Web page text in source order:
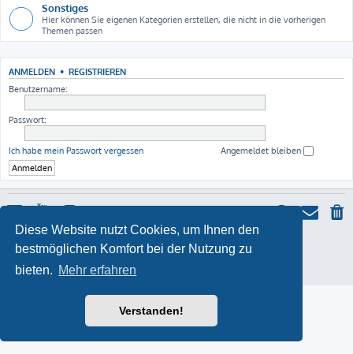
Diese Website nutzt Cookies, um Ihnen den
bestmöglichen Komfort bei der Nutzung zu
bieten. Mehr erfahren
Verstanden!
Sonstiges
Hier können Sie eigenen Kategorien erstellen, die nicht in die vorherigen
Themen passen
ANMELDEN • REGISTRIEREN
Benutzername:
Passwort:
Ich habe mein Passwort vergessen Angemeldet bleiben
Powered byphpBB ® Forum Software © phpBB Limited
Datenschutz